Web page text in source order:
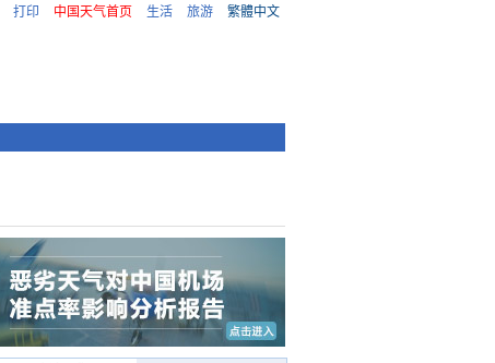
打印 中国天气首页 生活 旅游 繁體中文